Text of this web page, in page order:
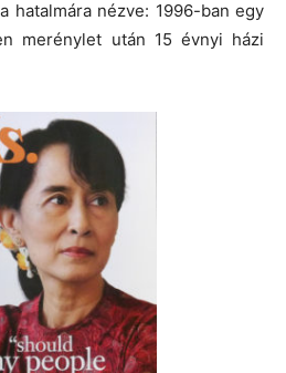
hatalmára nézve: 1996-ban egy
merénylet után 15 évnyi házi